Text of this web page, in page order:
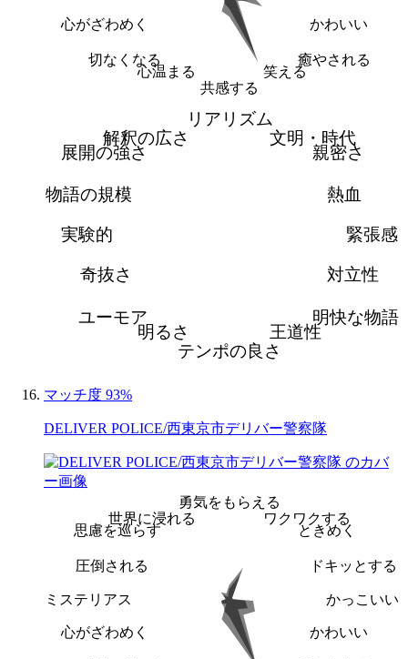
かわいい
癒やされる
笑える
共感する
心温まる
切なくなる
心がざわめく
リアリズム
文明・時代
親密さ
熱血
緊張感
対立性
明快な物語
王道性
テンポの良さ
明るさ
ユーモア
奇抜さ
実験的
物語の規模
展開の強さ
解釈の広さ
マッチ度 93%
DELIVER POLICE/西東京市デリバー警察隊
勇気をもらえる
ワクワクする
ときめく
ドキッとする
かっこいい
かわいい
心がざわめく
ミステリアス
圧倒される
思慮を巡らす
世界に浸れる